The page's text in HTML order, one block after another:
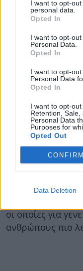
I want to opt-
personal data.
Opted In
I want to opt-
Personal Data.
Opted In
I want to opt-
Personal Data
Opted In
I want to opt-out
Retention,
Personal Data
Purposes for
Opted Out
CONFIRM
Data Deletion
Οι πληροφορίες
ότι οι δυο
08 Ιουλίου 2015
Προστατέψτε
οι οποίες για
ανθρώπους πιο